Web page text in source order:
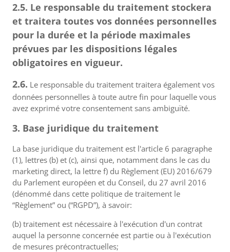
2.5. Le responsable du traitement stockera
et traitera toutes vos données personnelles
pour la durée et la période maximales
prévues par les dispositions légales
obligatoires en vigueur.
2.6. Le responsable du traitement traitera également vos
données personnelles à toute autre fin pour laquelle vous
avez exprimé votre consentement sans ambiguïté.
3. Base juridique du traitement
La base juridique du traitement est l'article 6 paragraphe
(1), lettres (b) et (c), ainsi que, notamment dans le cas du
marketing direct, la lettre f) du Règlement (EU) 2016/679
du Parlement européen et du Conseil, du 27 avril 2016
(dénommé dans cette politique de traitement le
“Règlement” ou (“RGPD”), à savoir:
(b) traitement est nécessaire à l'exécution d'un contrat
auquel la personne concernée est partie ou à l'exécution
de mesures précontractuelles;